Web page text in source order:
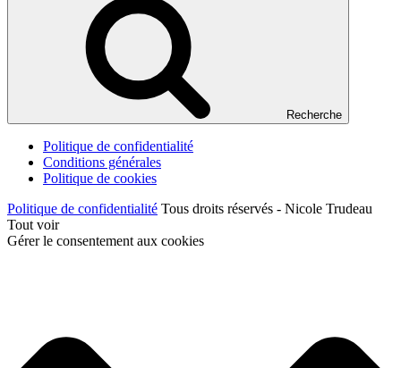
Recherche
Politique de confidentialité
Conditions générales
Politique de cookies
Politique de confidentialité Tous droits réservés - Nicole Trudeau
Tout voir
Gérer le consentement aux cookies